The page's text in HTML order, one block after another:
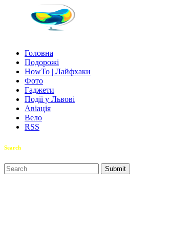
Головна
Подорожі
HowTo | Лайфхаки
Фото
Гаджети
Події у Львові
Авіація
Вело
RSS
Search